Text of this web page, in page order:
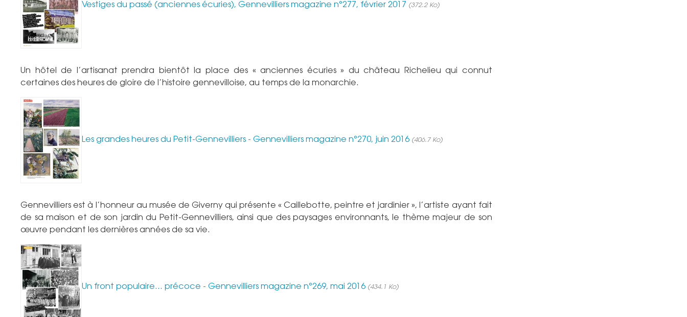
Vestiges du passé (anciennes écuries), Gennevilliers magazine n°277, février 2017 (372.2 Ko)
Un hôtel de l’artisanat prendra bientôt la place des « anciennes écuries » du château Richelieu qui connut
certaines des heures de gloire de l’histoire gennevilloise, au temps de la monarchie.
Les grandes heures du Petit-Gennevilliers - Gennevilliers magazine n°270, juin 2016 (406.7 Ko)
Gennevilliers est à l’honneur au musée de Giverny qui présente « Caillebotte, peintre et jardinier », l’artiste ayant fait
de sa maison et de son jardin du Petit-Gennevilliers, ainsi que des paysages environnants, le thème majeur de son
œuvre pendant les dernières années de sa vie.
Un front populaire… précoce - Gennevilliers magazine n°269, mai 2016 (434.1 Ko)